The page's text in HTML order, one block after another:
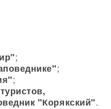
;
;
;
"Корякский".